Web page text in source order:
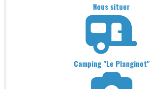
Nous situer
Camping "Le Planginot"